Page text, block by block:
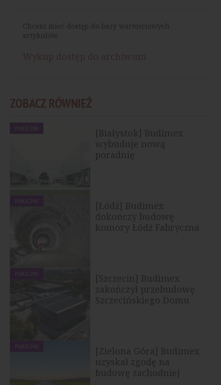
Chcesz mieć dostęp do bazy wartościowych
artykułów.
ZOBACZ RÓWNIEŻ
PUBLICZNE
[Białystok] Budimex
wybuduje nową
poradnię
PUBLICZNE
[Łódź] Budimex
dokończy budowę
komory Łódź Fabryczna
PUBLICZNE
[Szczecin] Budimex
zakończył przebudowę
Szczecińskiego Domu
PUBLICZNE
[Zielona Góra] Budimex
uzyskał zgodę na
budowę zachodniej